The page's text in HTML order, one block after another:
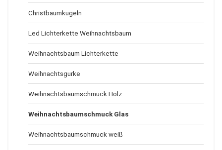
Christbaumkugeln
Led Lichterkette Weihnachtsbaum
Weihnachtsbaum Lichterkette
Weihnachtsgurke
Weihnachtsbaumschmuck Holz
Weihnachtsbaumschmuck Glas
Weihnachtsbaumschmuck weiß